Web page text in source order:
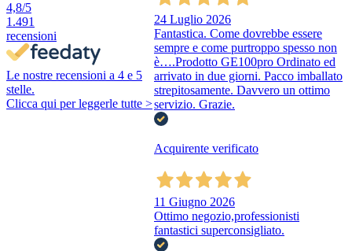
4,8/5
1.491
recensioni
Le nostre recensioni a 4 e 5
stelle.
Clicca qui per leggerle tutte >
24 Luglio 2026
Fantastica. Come dovrebbe essere
sempre e come purtroppo spesso non
è….Prodotto GE100pro Ordinato ed
arrivato in due giorni. Pacco imballato
strepitosamente. Davvero un ottimo
servizio. Grazie.
Acquirente verificato
11 Giugno 2026
Ottimo negozio,professionisti
fantastici superconsigliato.